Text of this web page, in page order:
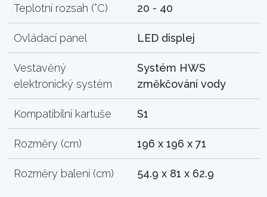
Teplotní rozsah (°C) 20 - 40
Ovládací panel LED displej
Vestavěný
elektronický systém
Systém HWS
změkčování vody
Kompatibilní kartuše S1
Rozměry (cm) 196 x 196 x 71
Rozměry balení (cm) 54.9 x 81 x 62.9